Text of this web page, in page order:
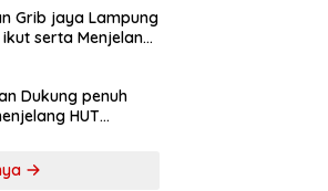
Grib jaya Lampung
serta Menjelang
Lampung
pantai dan
Dukung penuh
HUT